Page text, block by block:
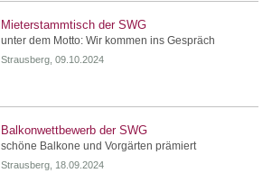
Mieterstammtisch der SWG
unter dem Motto: Wir kommen ins Gespräch
Strausberg, 09.10.2024
Balkonwettbewerb der SWG
schöne Balkone und Vorgärten prämiert
Strausberg, 18.09.2024